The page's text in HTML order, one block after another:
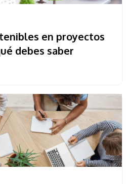
en proyectos
debes saber